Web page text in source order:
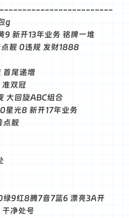
g
新开13年业务 铭牌一堆
靓 0违规 发财1888
尾递增
双冠
回旋ABC组合
星光8 新开17年业务
点靓
9红8腾7音7蓝6 漂亮3A开
净处号